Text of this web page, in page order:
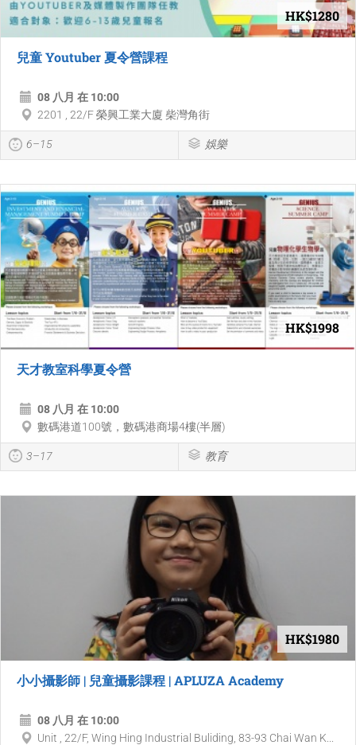
HK$1280
兒童 Youtuber 夏令營課程
08 八月 在 10:00
2201 , 22/F 榮興工業大廈 柴灣角街
6–15 娛樂
HK$1998
天才教室科學夏令營
08 八月 在 10:00
數碼港道100號，數碼港商場4樓(半層)
3–17 教育
HK$1980
小小攝影師 | 兒童攝影課程 | APLUZA Academy
08 八月 在 10:00
Unit , 22/F, Wing Hing Industrial Buliding, 83-93 Chai Wan K...